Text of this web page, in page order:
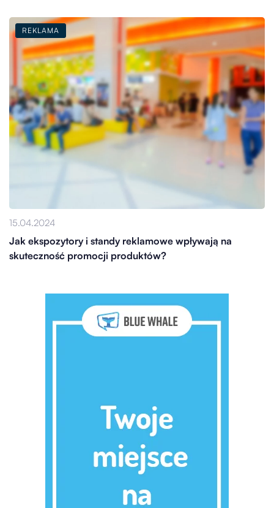
REKLAMA
15.04.2024
Jak ekspozytory i standy reklamowe wpływają na
skuteczność promocji produktów?